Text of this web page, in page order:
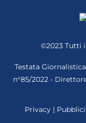
©2023 Tutti
Testata
n°85/2022 -
Privacy |